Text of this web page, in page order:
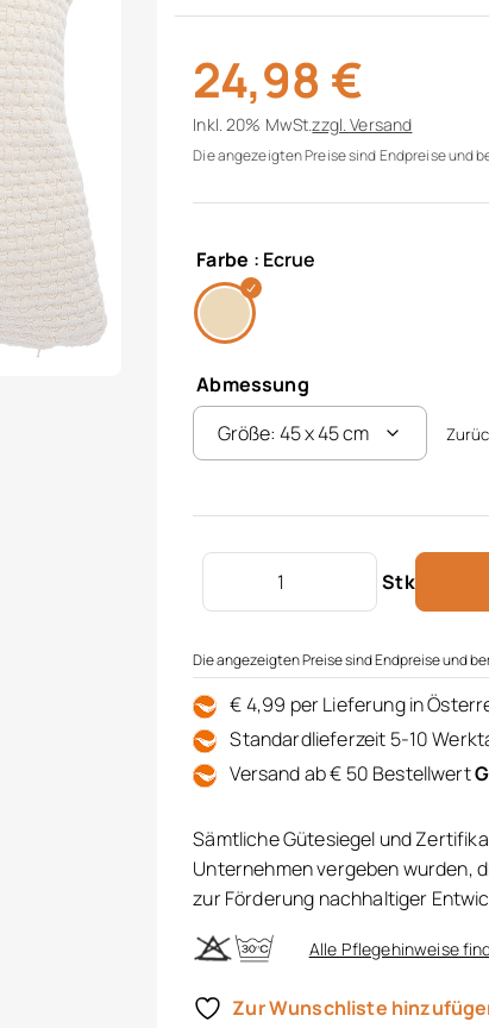
24,98 €
Inkl. 20% MwSt.zzgl.Versand
Die angezeigten Preise sind Endpreise und
Farbe : Ecrue
Abmessung
Stk
Bio-Zierkissenhülle gestrickt
Die angezeigten Preise sind Endpreise und
€ 4,99 per Lieferung in
Standardlieferzeit 5-10
Versand ab € 50 Bestellwert
Sämtliche Gütesiegel und
Unternehmen vergeben wurden,
zur Förderung nachhaltiger
Alle Pflegehinweise
Zur Wunschliste